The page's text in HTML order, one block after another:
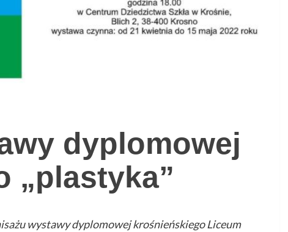
dyplomowej
„plastyka”
wystawy dyplomowej krośnieńskiego Liceum